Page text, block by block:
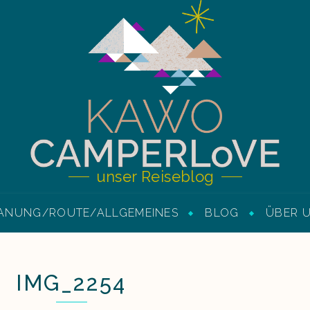
unser Reiseblog
ROUTE/ALLGEMEINES BLOG ÜBER
IMG_2254